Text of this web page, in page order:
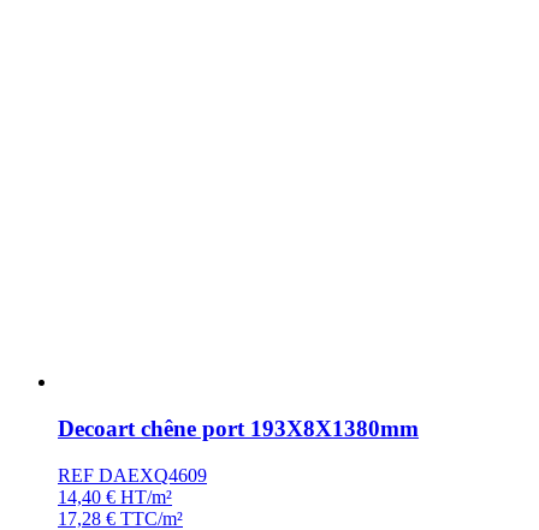
Decoart chêne port 193X8X1380mm
REF DAEXQ4609
14,40 € HT/m²
17,28 € TTC/m²